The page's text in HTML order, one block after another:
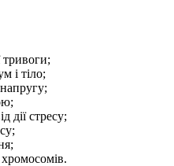
і тіло;
дії стресу;